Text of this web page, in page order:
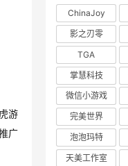
游
广
ChinaJoy
影之刃零
TGA
掌慧科技
微信小游戏
完美世界
泡泡玛特
天美工作室